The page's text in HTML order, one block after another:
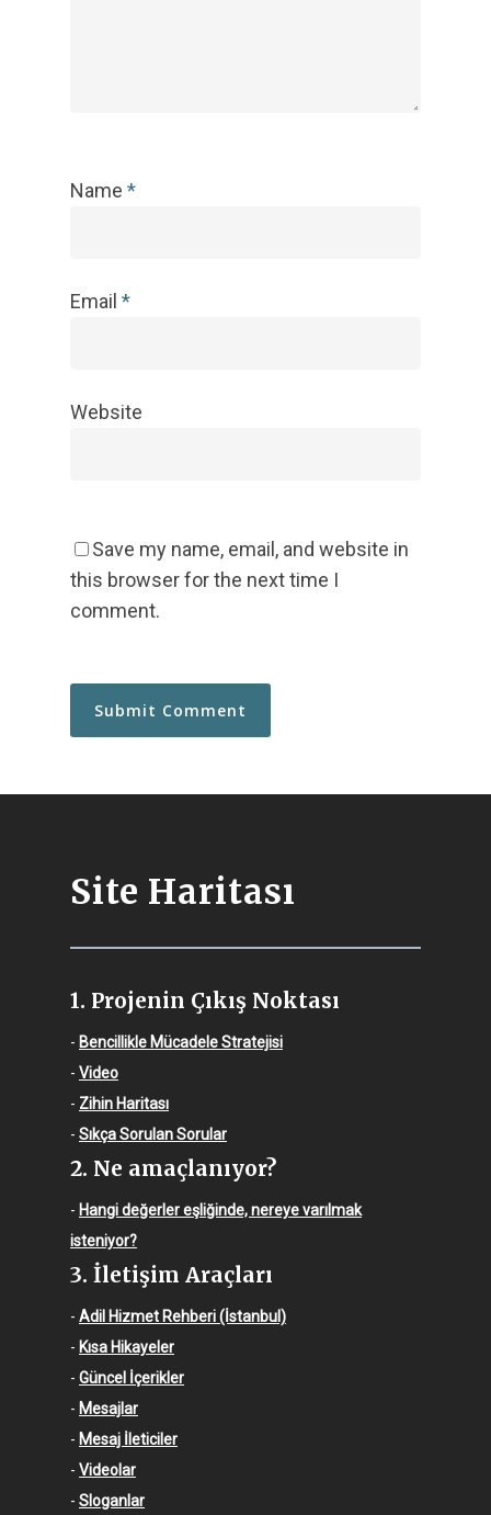
Name *
Email *
Website
Save my name, email, and website in
this browser for the next time I
comment.
Site Haritası
1. Projenin Çıkış Noktası
- Bencillikle Mücadele Stratejisi
- Video
- Zihin Haritası
- Sıkça Sorulan Sorular
2. Ne amaçlanıyor?
- Hangi değerler eşliğinde, nereye varılmak
isteniyor?
3. İletişim Araçları
- Adil Hizmet Rehberi (İstanbul)
- Kısa Hikayeler
- Güncel İçerikler
- Mesajlar
- Mesaj İleticiler
- Videolar
- Sloganlar